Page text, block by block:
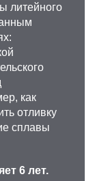
литейного
как
отливку
сплавы
6 лет.